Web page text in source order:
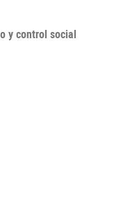
y control social